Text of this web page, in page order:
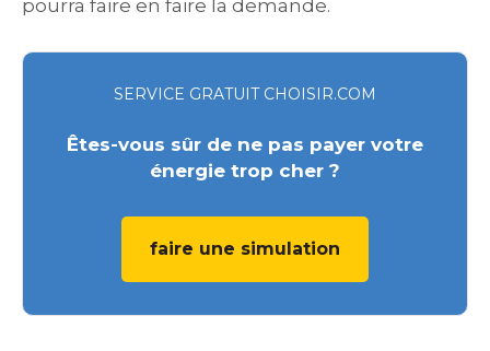
pourra faire en faire la demande.
SERVICE GRATUIT CHOISIR.COM
Êtes-vous sûr de ne pas payer votre
énergie trop cher ?
faire une simulation